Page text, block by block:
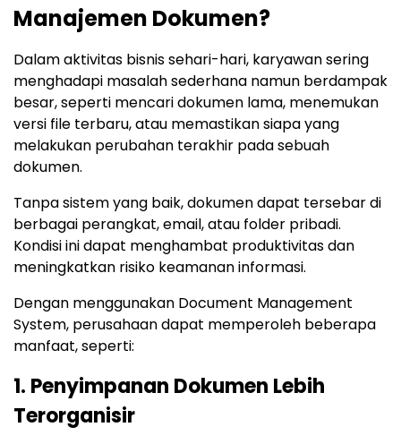
Manajemen Dokumen?
Dalam aktivitas bisnis sehari-hari, karyawan sering
menghadapi masalah sederhana namun berdampak
besar, seperti mencari dokumen lama, menemukan
versi file terbaru, atau memastikan siapa yang
melakukan perubahan terakhir pada sebuah
dokumen.
Tanpa sistem yang baik, dokumen dapat tersebar di
berbagai perangkat, email, atau folder pribadi.
Kondisi ini dapat menghambat produktivitas dan
meningkatkan risiko keamanan informasi.
Dengan menggunakan Document Management
System, perusahaan dapat memperoleh beberapa
manfaat, seperti:
1. Penyimpanan Dokumen Lebih
Terorganisir